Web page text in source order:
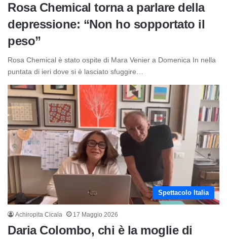
Rosa Chemical torna a parlare della
depressione: “Non ho sopportato il
peso”
Rosa Chemical è stato ospite di Mara Venier a Domenica In nella
puntata di ieri dove si è lasciato sfuggire…
Spettacolo Italia
Achiropita Cicala 17 Maggio 2026
Daria Colombo, chi è la moglie di